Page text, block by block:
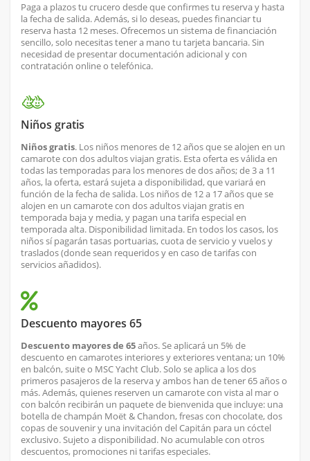
Paga a plazos tu crucero desde que confirmes tu reserva y hasta
la fecha de salida. Además, si lo deseas, puedes financiar tu
reserva hasta 12 meses. Ofrecemos un sistema de financiación
sencillo, solo necesitas tener a mano tu tarjeta bancaria. Sin
necesidad de presentar documentación adicional y con
contratación online o telefónica.
Niños gratis
Niños gratis. Los niños menores de 12 años que se alojen en un
camarote con dos adultos viajan gratis. Esta oferta es válida en
todas las temporadas para los menores de dos años; de 3 a 11
años, la oferta, estará sujeta a disponibilidad, que variará en
función de la fecha de salida. Los niños de 12 a 17 años que se
alojen en un camarote con dos adultos viajan gratis en
temporada baja y media, y pagan una tarifa especial en
temporada alta. Disponibilidad limitada. En todos los casos, los
niños sí pagarán tasas portuarias, cuota de servicio y vuelos y
traslados (donde sean requeridos y en caso de tarifas con
servicios añadidos).
Descuento mayores 65
Descuento mayores de 65años. Se aplicará un 5% de
descuento en camarotes interiores y exteriores ventana; un 10%
en balcón, suite o MSC Yacht Club. Solo se aplica a los dos
primeros pasajeros de la reserva y ambos han de tener 65 años o
más. Además, quienes reserven un camarote con vista al mar o
con balcón recibirán un paquete de bienvenida que incluye: una
botella de champán Moët & Chandon, fresas con chocolate, dos
copas de souvenir y una invitación del Capitán para un cóctel
exclusivo. Sujeto a disponibilidad. No acumulable con otros
descuentos, promociones ni tarifas especiales.